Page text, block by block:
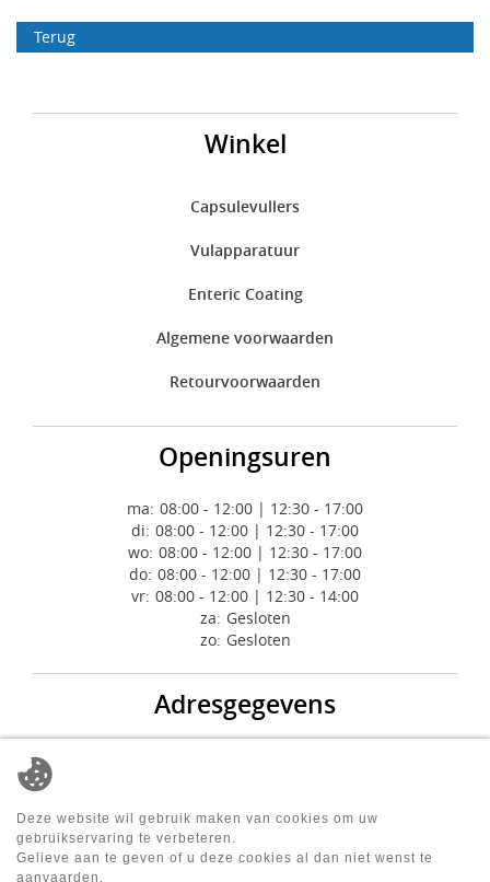
Terug
Winkel
Capsulevullers
Vulapparatuur
Enteric Coating
Algemene voorwaarden
Retourvoorwaarden
Openingsuren
ma: 08:00 - 12:00 | 12:30 - 17:00
di: 08:00 - 12:00 | 12:30 - 17:00
wo: 08:00 - 12:00 | 12:30 - 17:00
do: 08:00 - 12:00 | 12:30 - 17:00
vr: 08:00 - 12:00 | 12:30 - 14:00
za: Gesloten
zo: Gesloten
Adresgegevens
België
Tel.:02/420.52.00
contact@feton.com
Deze website wil gebruik maken van cookies om uw
gebruikservaring te verbeteren.
Gelieve aan te geven of u deze cookies al dan niet wenst te
aanvaarden.